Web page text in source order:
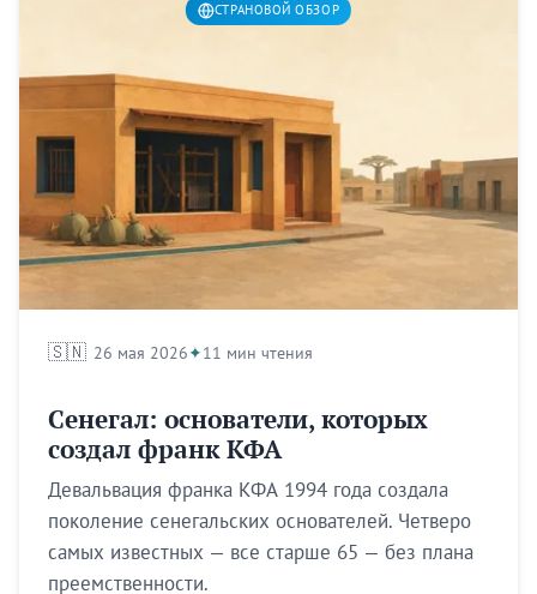
СТРАНОВОЙ ОБЗОР
🇸🇳 26 мая 2026 11 мин чтения
Сенегал: основатели, которых
создал франк КФА
Девальвация франка КФА 1994 года создала
поколение сенегальских основателей. Четверо
самых известных — все старше 65 — без плана
преемственности.
Будьте в курсе раньше
других.
Brandmine Weekly выходит каждый вторник — новые